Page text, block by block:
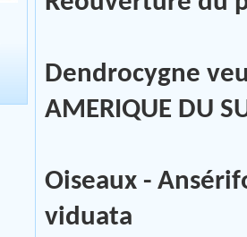
Dendrocygne
AMERIQUE DU
Oiseaux -
viduata